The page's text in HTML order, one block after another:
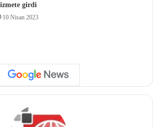
girdi
10 Nisan 2023